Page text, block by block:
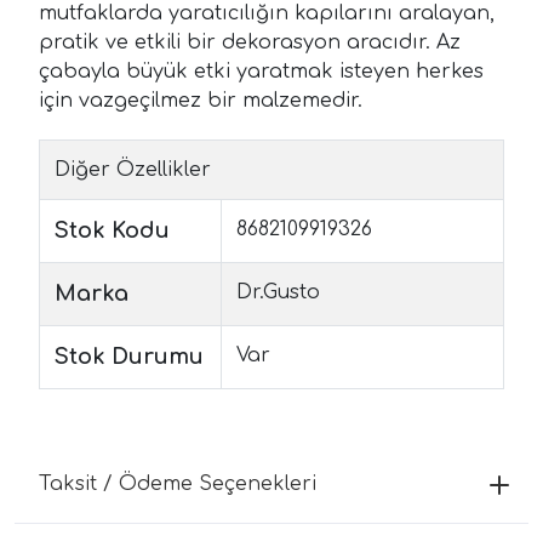
mutfaklarda yaratıcılığın kapılarını aralayan,
pratik ve etkili bir dekorasyon aracıdır. Az
çabayla büyük etki yaratmak isteyen herkes
için vazgeçilmez bir malzemedir.
Diğer Özellikler
Stok Kodu 8682109919326
Marka Dr.Gusto
Stok Durumu Var
Taksit / Ödeme Seçenekleri